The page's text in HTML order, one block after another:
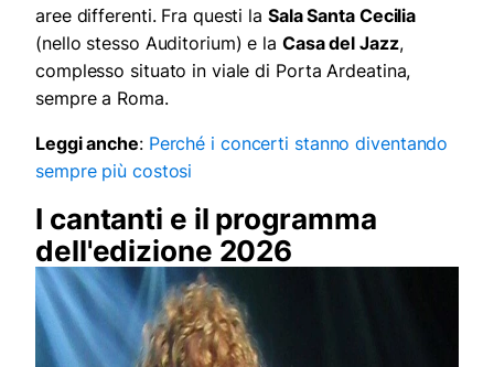
aree differenti. Fra questi la Sala Santa Cecilia
(nello stesso Auditorium) e la Casa del Jazz,
complesso situato in viale di Porta Ardeatina,
sempre a Roma.
Leggi anche: Perché i concerti stanno diventando
sempre più costosi
I cantanti e il programma
dell'edizione 2026